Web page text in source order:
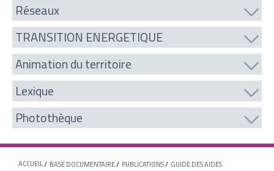
Réseaux
TRANSITION ENERGETIQUE
Animation du territoire
Lexique
Photothèque
ACCUEIL BASE DOCUMENTAIRE PUBLICATIONS GUIDE DES AIDES